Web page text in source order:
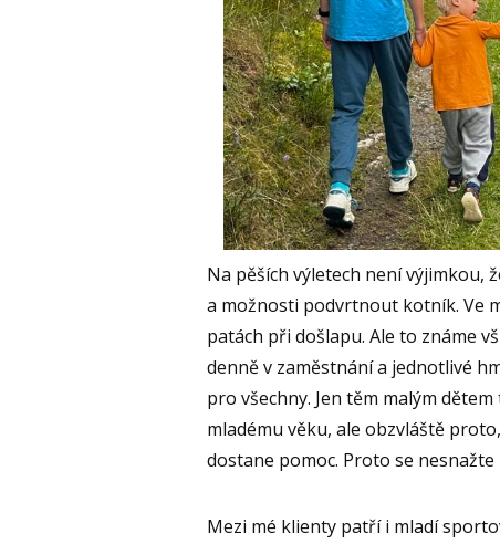
Na pěších výletech není
a možnosti podvrtnout kotník. Ve
patách při došlapu. Ale to známe
denně v zaměstnání a jednotlivé
pro všechny. Jen těm malým
mladému věku, ale obzvláště
dostane pomoc. Proto se
Mezi mé klienty patří i mladí